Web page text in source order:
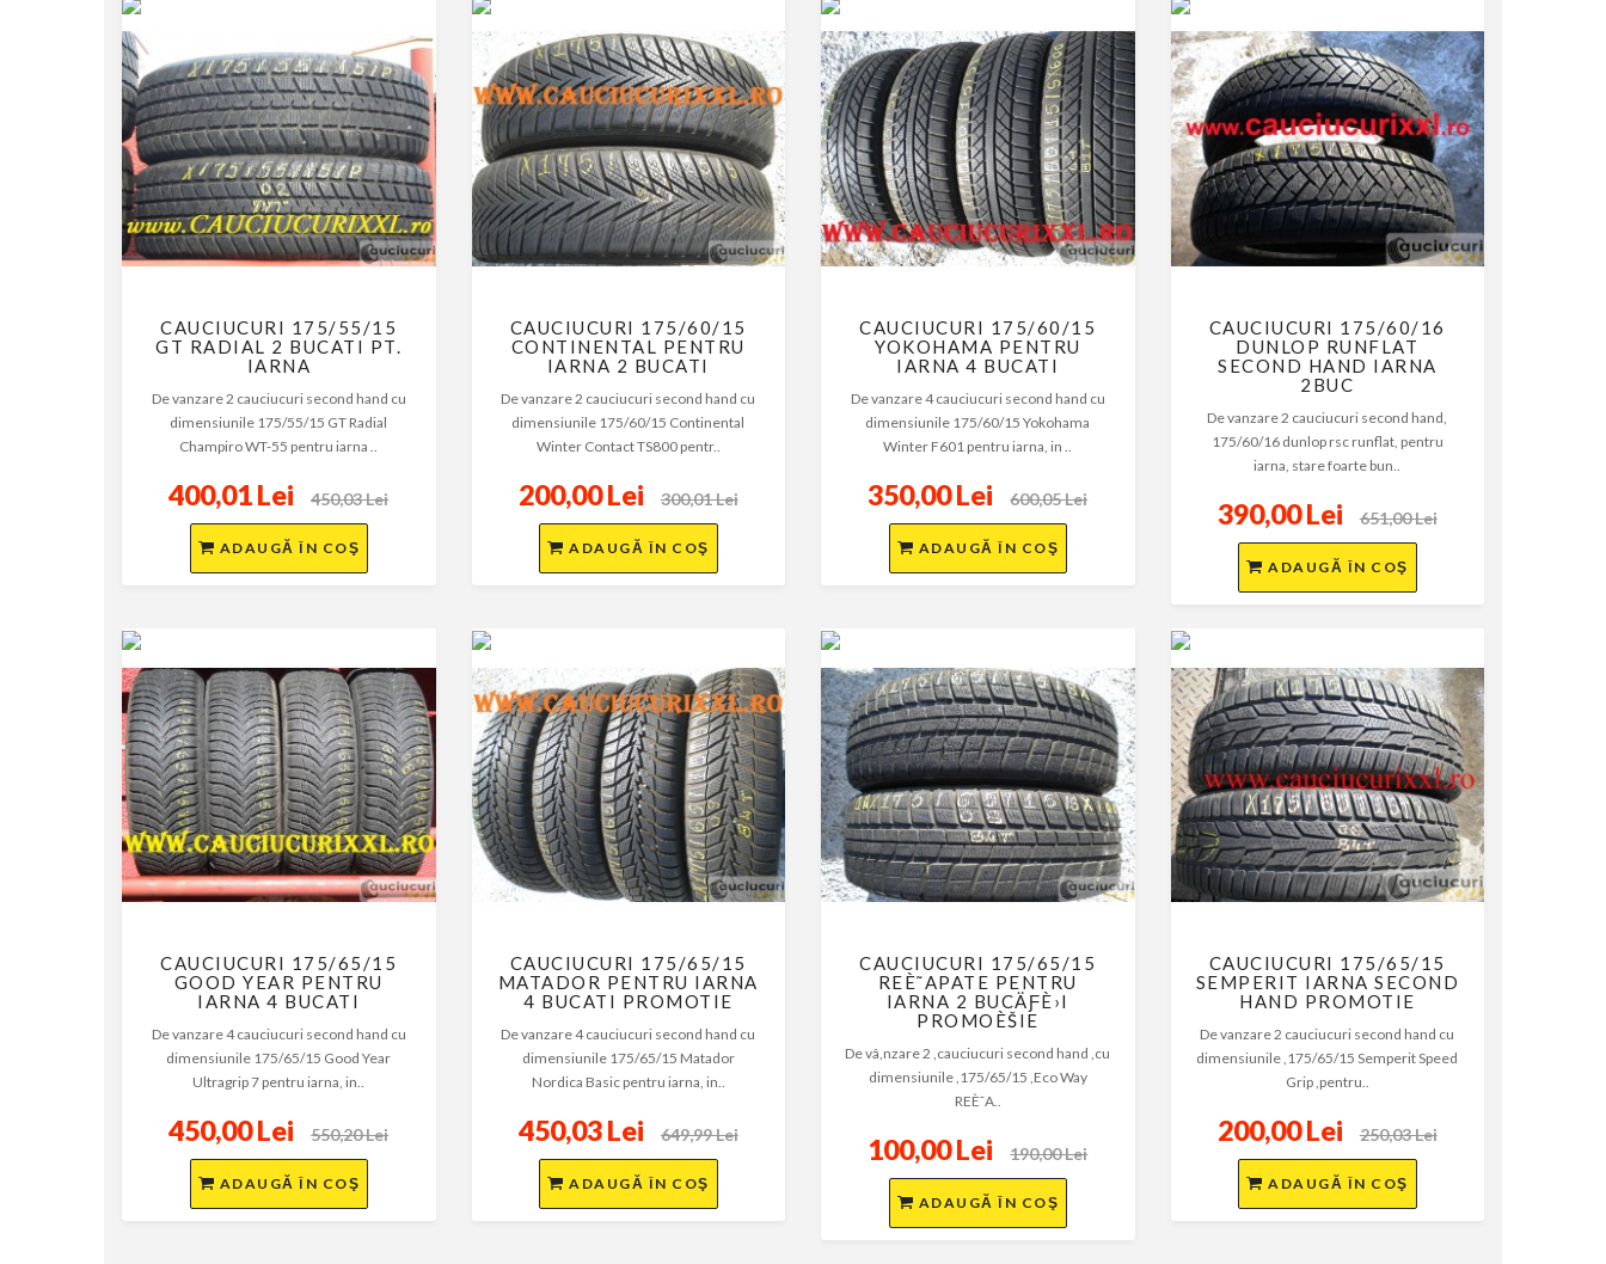
CAUCIUCURI 175/55/15
GT RADIAL 2 BUCATI PT.
IARNA
De vanzare 2 cauciucuri second hand cu
dimensiunile 175/55/15 GT Radial
Champiro WT-55 pentru iarna ..
400,01 Lei 450,03 Lei
ADAUGĂ ÎN COŞ
CAUCIUCURI 175/60/15
CONTINENTAL PENTRU
IARNA 2 BUCATI
De vanzare 2 cauciucuri second hand cu
dimensiunile 175/60/15 Continental
Winter Contact TS800 pentr..
200,00 Lei 300,01 Lei
ADAUGĂ ÎN COŞ
CAUCIUCURI 175/60/15
YOKOHAMA PENTRU
IARNA 4 BUCATI
De vanzare 4 cauciucuri second hand cu
dimensiunile 175/60/15 Yokohama
Winter F601 pentru iarna, in ..
350,00 Lei 600,05 Lei
ADAUGĂ ÎN COŞ
CAUCIUCURI 175/60/16
DUNLOP RUNFLAT
SECOND HAND IARNA
2BUC
De vanzare 2 cauciucuri second hand,
175/60/16 dunlop rsc runflat, pentru
iarna, stare foarte bun..
390,00 Lei 651,00 Lei
ADAUGĂ ÎN COŞ
CAUCIUCURI 175/65/15
GOOD YEAR PENTRU
IARNA 4 BUCATI
De vanzare 4 cauciucuri second hand cu
dimensiunile 175/65/15 Good Year
Ultragrip 7 pentru iarna, in..
450,00 Lei 550,20 Lei
ADAUGĂ ÎN COŞ
CAUCIUCURI 175/65/15
MATADOR PENTRU IARNA
4 BUCATI PROMOTIE
De vanzare 4 cauciucuri second hand cu
dimensiunile 175/65/15 Matador
Nordica Basic pentru iarna, in..
450,03 Lei 649,99 Lei
ADAUGĂ ÎN COŞ
CAUCIUCURI 175/65/15
REÈ˜APATE PENTRU
IARNA 2 BUCÄƑÈ›I
PROMOÈŠIE
De vâ,nzare 2 ,cauciucuri second hand ,cu
dimensiunile ,175/65/15 ,Eco Way
REÈ˜A..
100,00 Lei 190,00 Lei
ADAUGĂ ÎN COŞ
CAUCIUCURI 175/65/15
SEMPERIT IARNA SECOND
HAND PROMOTIE
De vanzare 2 cauciucuri second hand cu
dimensiunile ,175/65/15 Semperit Speed
Grip ,pentru..
200,00 Lei 250,03 Lei
ADAUGĂ ÎN COŞ